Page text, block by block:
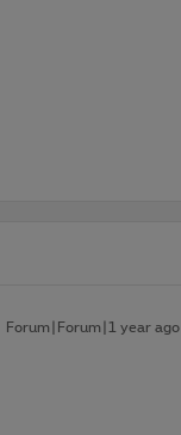
Forum|Forum|1 year ago